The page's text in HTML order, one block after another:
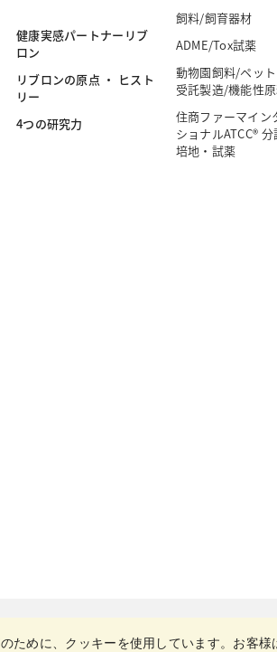
健康実感パートナーリブ
ロン
リブロンの原点 ・ ヒスト
リー
4つの研究力
飼料/飼育器材
ADME/Tox試薬
動物園飼料/ペッ
受託製造/機能性
住商ファーマイン
ショナルATCC® 分
培地・試薬
ために、クッキーを使用しています。お客様